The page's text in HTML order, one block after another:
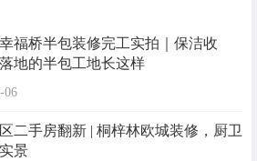
福桥半包装修完工实拍｜保洁收
地的半包工地长这样
06
二手房翻新 | 桐梓林欧城装修，厨卫
景